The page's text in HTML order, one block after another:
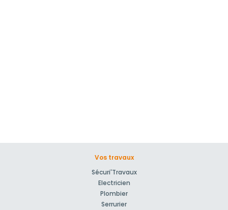
Vos travaux
Sécuri'Travaux
Electricien
Plombier
Serrurier